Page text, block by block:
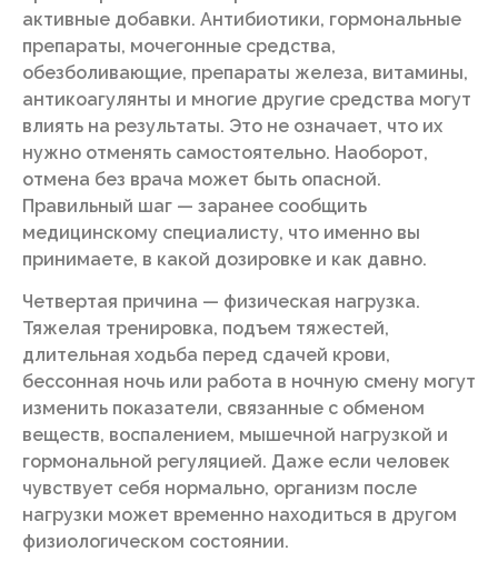
активные добавки. Антибиотики, гормональные
препараты, мочегонные средства,
обезболивающие, препараты железа, витамины,
антикоагулянты и многие другие средства могут
влиять на результаты. Это не означает, что их
нужно отменять самостоятельно. Наоборот,
отмена без врача может быть опасной.
Правильный шаг — заранее сообщить
медицинскому специалисту, что именно вы
принимаете, в какой дозировке и как давно.
Четвертая причина — физическая нагрузка.
Тяжелая тренировка, подъем тяжестей,
длительная ходьба перед сдачей крови,
бессонная ночь или работа в ночную смену могут
изменить показатели, связанные с обменом
веществ, воспалением, мышечной нагрузкой и
гормональной регуляцией. Даже если человек
чувствует себя нормально, организм после
нагрузки может временно находиться в другом
физиологическом состоянии.